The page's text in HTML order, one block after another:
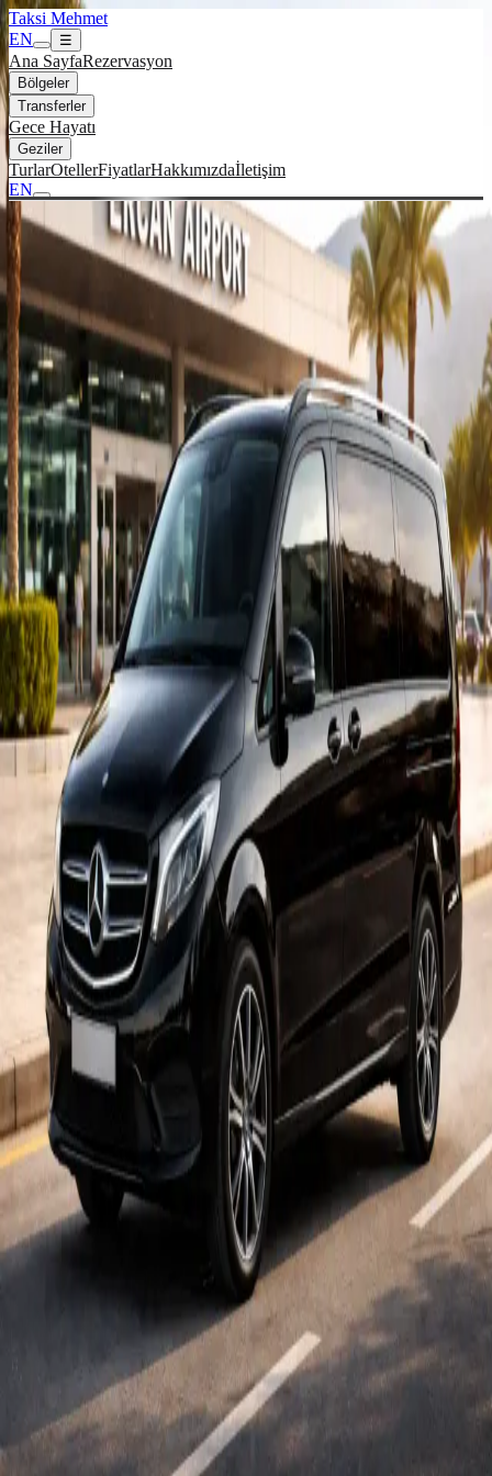
Taksi Mehmet
EN
☰
Ana SayfaRezervasyon
Bölgeler
Transferler
Gece Hayatı
Geziler
TurlarOtellerFiyatlarHakkımızdaİletişim
EN
Baf Havalimanı → Sky Lounge
Kyrenia Transfer
Baf Havalimanı → Sky Lounge Kyrenia arası 7/24 VIP transfer
hizmeti
Hemen Ara WhatsApp Mesaj
Baf Havalimanı → Sky Lounge Kyrenia
Transfer Hizmeti
Baf Havalimanı ile Sky Lounge Kyrenia arasında 7/24 özel transfer
hizmeti sunuyoruz.
Profesyonel sürücülerimiz ve konforlu araçlarımız ile güvenli ve
zamanında ulaşım sağlıyoruz.
Online Rezervasyon Artık Aktif
Ercan Havalimanı transferi ve VIP taksi rezervasyonunuzu artık
online yapabilirsiniz. Yolculuk bilgilerinizi gönderin, ekibimiz kısa
sürede sizinle iletişime geçsin.
Rezervasyon Yap
Taksi Mehmet
Girne, Alsancak, Lapta ve Ercan Havalimanı transferleri için 7/24
VIP taksi hizmeti.
Hızlı Linkler
Ana SayfaRezervasyonGirne, Alsancak ve Lapta Ercan Havalimanı
Transfer Otellerİletişim
İş Ortakları
Tourist Cyprus44 – North Cyprus Guide TripAdvisor
İletişim
+90 533 849 1287 WhatsApp
Ulus Sokak
Alsancak,
Kyrenia
CY ⭐ Google'da Yorum Yap
© 2026
“Taksi Mehmet” adıyla açılan sahte sitelere karşı dikkatli olun.
taksimehmet.com
🔒 Müşteri bilgileriniz gizlidir. İletişim bilgileriniz, rezervasyon
detaylarınız ve kişisel verileriniz hiçbir kişi, kurum veya üçüncü
taraf ile paylaşılmaz ve ticari amaçla kullanılmaz.
Hatalı bağlantı, yanlış bilgi, fiyat tutarsızlığı, yazım hatası veya
teknik bir sorun mu gördünüz? Web sitesi sorununu bildirin